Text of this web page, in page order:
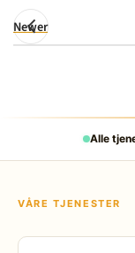
Newer
Alle
VÅRE TJENESTER